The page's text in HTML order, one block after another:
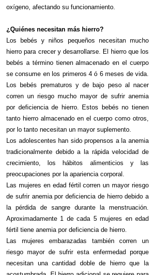
oxígeno, afectando su funcionamiento.
¿Quiénes necesitan más hierro?
Los bebés y niños pequeños necesitan mucho
hierro para crecer y desarrollarse. El hierro que los
bebés a término tienen almacenado en el cuerpo
se consume en los primeros 4 ó 6 meses de vida.
Los bebés prematuros y de bajo peso al nacer
corren un riesgo mucho mayor de sufrir anemia
por deficiencia de hierro. Estos bebés no tienen
tanto hierro almacenado en el cuerpo como otros,
por lo tanto necesitan un mayor suplemento.
Los adolescentes han sido propensos a la anemia
tradicionalmente debido a la rápida velocidad de
crecimiento, los hábitos alimenticios y las
preocupaciones por la apariencia corporal.
Las mujeres en edad fértil corren un mayor riesgo
de sufrir anemia por deficiencia de hierro debido a
la pérdida de sangre durante la menstruación.
Aproximadamente 1 de cada 5 mujeres en edad
fértil tiene anemia por deficiencia de hierro.
Las mujeres embarazadas también corren un
riesgo mayor de sufrir esta enfermedad porque
necesitan una cantidad doble de hierro que la